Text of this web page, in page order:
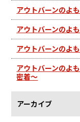
アウトバーンのよ
アウトバーンのよ
アウトバーンのよ
アウトバーンのよ
密着～
アーカイブ